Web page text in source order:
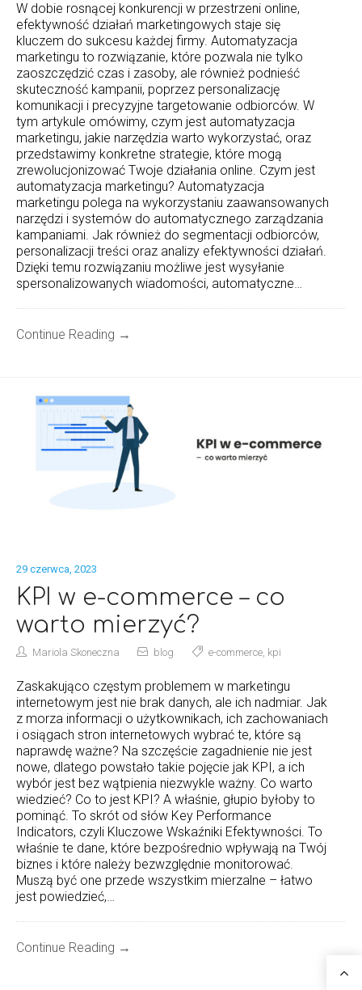
W dobie rosnącej konkurencji w przestrzeni online,
efektywność działań marketingowych staje się
kluczem do sukcesu każdej firmy. Automatyzacja
marketingu to rozwiązanie, które pozwala nie tylko
zaoszczędzić czas i zasoby, ale również podnieść
skuteczność kampanii, poprzez personalizację
komunikacji i precyzyjne targetowanie odbiorców. W
tym artykule omówimy, czym jest automatyzacja
marketingu, jakie narzędzia warto wykorzystać, oraz
przedstawimy konkretne strategie, które mogą
zrewolucjonizować Twoje działania online. Czym jest
automatyzacja marketingu? Automatyzacja
marketingu polega na wykorzystaniu zaawansowanych
narzędzi i systemów do automatycznego zarządzania
kampaniami. Jak również do segmentacji odbiorców,
personalizacji treści oraz analizy efektywności działań.
Dzięki temu rozwiązaniu możliwe jest wysyłanie
spersonalizowanych wiadomości, automatyczne…
Continue Reading →
29 czerwca, 2023
KPI w e-commerce – co
warto mierzyć?
Mariola Skoneczna blog e-commerce, kpi
Zaskakująco częstym problemem w marketingu
internetowym jest nie brak danych, ale ich nadmiar. Jak
z morza informacji o użytkownikach, ich zachowaniach
i osiągach stron internetowych wybrać te, które są
naprawdę ważne? Na szczęście zagadnienie nie jest
nowe, dlatego powstało takie pojęcie jak KPI, a ich
wybór jest bez wątpienia niezwykle ważny. Co warto
wiedzieć? Co to jest KPI? A właśnie, głupio byłoby to
pominąć. To skrót od słów Key Performance
Indicators, czyli Kluczowe Wskaźniki Efektywności. To
właśnie te dane, które bezpośrednio wpływają na Twój
biznes i które należy bezwzględnie monitorować.
Muszą być one przede wszystkim mierzalne – łatwo
jest powiedzieć,…
Continue Reading →